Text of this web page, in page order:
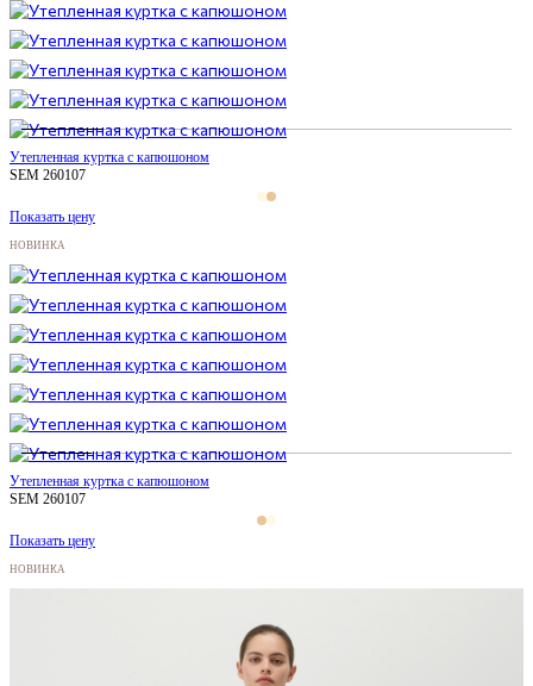
Утепленная куртка с капюшоном
SEM 260107
Показать цену
НОВИНКА
Утепленная куртка с капюшоном
SEM 260107
Показать цену
НОВИНКА